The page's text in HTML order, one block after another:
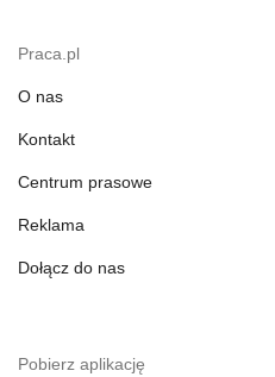
Praca.pl
O nas
Kontakt
Centrum prasowe
Reklama
Dołącz do nas
Pobierz aplikację